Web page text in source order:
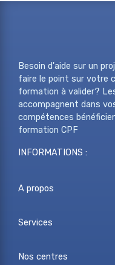
Besoin d'aide sur un
faire le point sur votre
formation à valider?
accompagnent dans
compétences
formation CPF
INFORMATIONS :
A propos
Services
Nos centres